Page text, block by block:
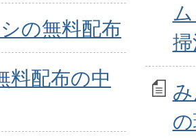
の無料配布
料配布の中